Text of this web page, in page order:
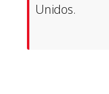
Unidos.